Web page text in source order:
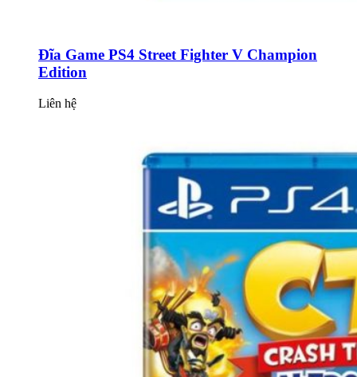
Đĩa Game PS4 Street Fighter V Champion
Edition
Liên hệ